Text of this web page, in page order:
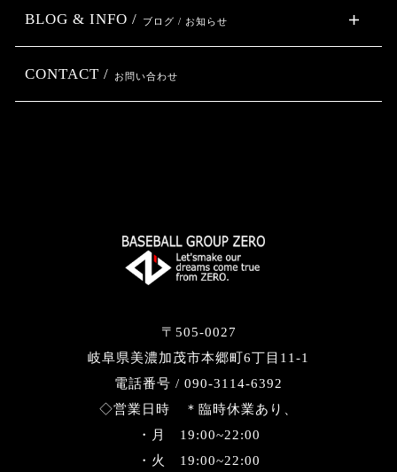
〒505-0027
岐阜県美濃加茂市本郷町6丁目11-1
電話番号 / 090-3114-6392
◇営業日時 ＊臨時休業あり、
・月 19:00~22:00
・火 19:00~22:00
BLOG & INFO / ブログ / お知らせ
CONTACT / お問い合わせ